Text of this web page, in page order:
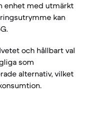
enhet med utmärkt
kan
och hållbart val
som
alternativ, vilket